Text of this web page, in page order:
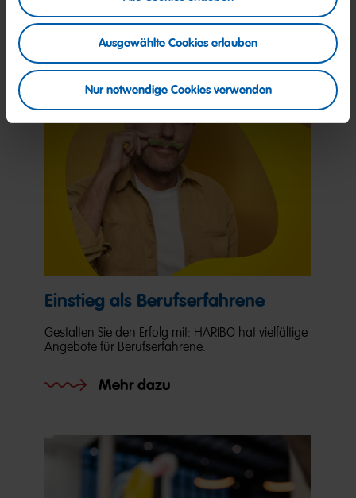
Ausgewählte Cookies erlauben
Nur notwendige Cookies verwenden
Jetzt bewerben
Einstieg als Berufserfahrene
Gestalten Sie den Erfolg mit: HARIBO hat vielfältige
Angebote für Berufserfahrene.
Mehr dazu